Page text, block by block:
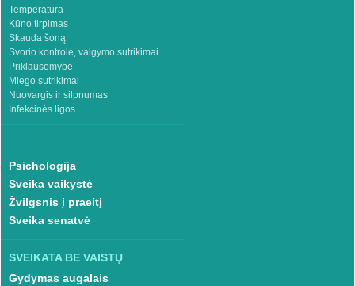
Temperatūra
Kūno tirpimas
Skauda šoną
Svorio kontrolė, valgymo sutrikimai
Priklausomybė
Miego sutrikimai
Nuovargis ir silpnumas
Infekcinės ligos
Psichologija
Sveika vaikystė
Žvilgsnis į praeitį
Sveika senatvė
SVEIKATA BE VAISTŲ
Gydymas augalais